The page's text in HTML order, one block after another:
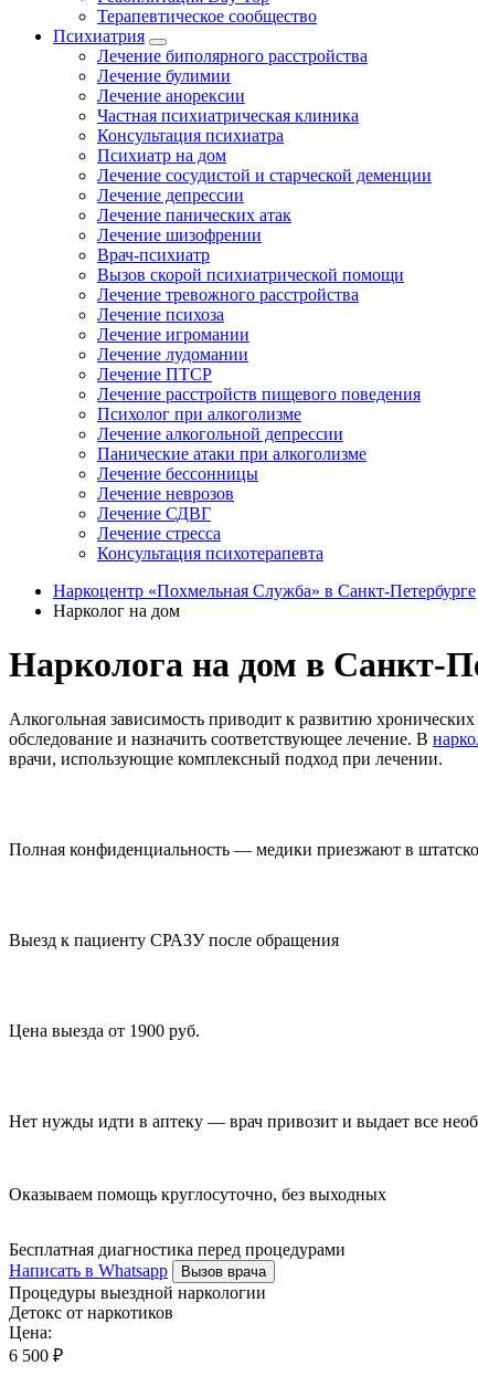
Терапевтическое сообщество
Психиатрия
Лечение биполярного расстройства
Лечение булимии
Лечение анорексии
Частная психиатрическая клиника
Консультация психиатра
Психиатр на дом
Лечение сосудистой и старческой деменции
Лечение депрессии
Лечение панических атак
Лечение шизофрении
Врач-психиатр
Вызов скорой психиатрической помощи
Лечение тревожного расстройства
Лечение психоза
Лечение игромании
Лечение лудомании
Лечение ПТСР
Лечение расстройств пищевого поведения
Психолог при алкоголизме
Лечение алкогольной депрессии
Панические атаки при алкоголизме
Лечение бессонницы
Лечение неврозов
Лечение СДВГ
Лечение стресса
Консультация психотерапевта
Наркоцентр «Похмельная Служба» в Санкт-Петербурге
Нарколог на дом
Нарколога на дом в Санкт-
Алкогольная зависимость приводит к развитию
обследование и назначить соответствующее лечение. В
врачи, использующие комплексный подход при лечении.
Полная конфиденциальность — медики приезжают в
Выезд к пациенту СРАЗУ после обращения
Цена выезда от 1900 руб.
Нет нужды идти в аптеку — врач привозит и выдает все
Оказываем помощь круглосуточно, без выходных
Бесплатная диагностика перед процедурами
Написать в Whatsapp
Вызов врача
Процедуры выездной наркологии
Детокс от наркотиков
Цена:
6 500 ₽